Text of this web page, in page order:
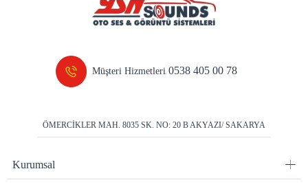
Müşteri Hizmetleri0538 405 00 78
ÖMERCİKLER MAH. 8035 SK. NO: 20 B AKYAZI/ SAKARYA
Kurumsal